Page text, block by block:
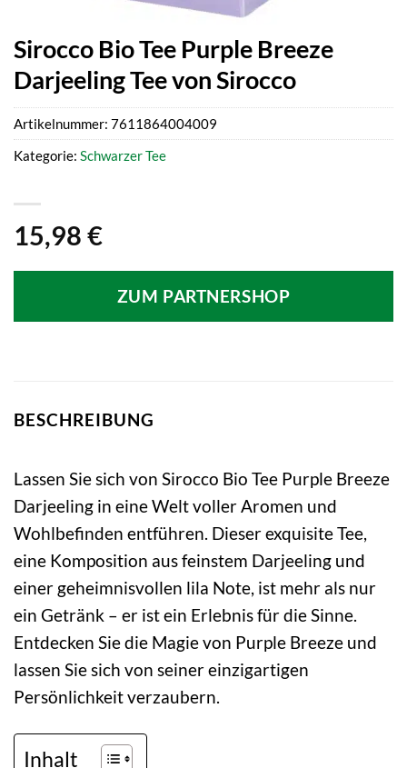
Sirocco Bio Tee Purple Breeze
Darjeeling Tee von Sirocco
15,98 €
ZUM PARTNERSHOP
Artikelnummer: 7611864004009
Kategorie: Schwarzer Tee
BESCHREIBUNG
Lassen Sie sich von Sirocco Bio Tee Purple Breeze
Darjeeling in eine Welt voller Aromen und
Wohlbefinden entführen. Dieser exquisite Tee,
eine Komposition aus feinstem Darjeeling und
einer geheimnisvollen lila Note, ist mehr als nur
ein Getränk – er ist ein Erlebnis für die Sinne.
Entdecken Sie die Magie von Purple Breeze und
lassen Sie sich von seiner einzigartigen
Persönlichkeit verzaubern.
Inhalt